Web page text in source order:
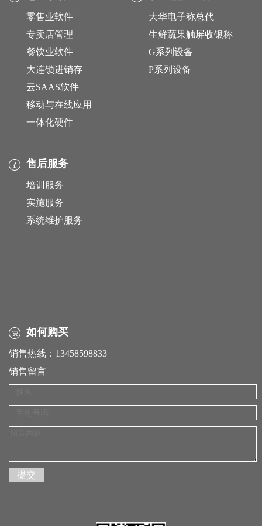
零售业软件
专卖店管理
餐饮业软件
大连锁进销存
云SAAS软件
移动与在线应用
一体化硬件
大华电子称总代
生鲜蔬果触屏收银称
G系列设备
P系列设备
售后服务
培训服务
实施服务
系统维护服务
如何购买
销售热线：13458598833
销售留言